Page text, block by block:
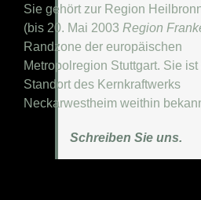
Sie gehört zur Region
(bis 20. Mai 2003 Region
Randzone der europäischen
Metropolregion Stuttgart. Sie ist
Standort des Kernkraftwerks
Neckarwestheim weithin
Schreiben Sie uns.